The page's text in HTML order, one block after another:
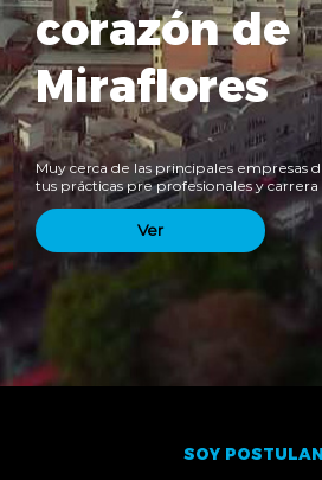
corazón de
Miraflores
Muy cerca de las principales empresas
tus prácticas pre profesionales y
Ver
SOY